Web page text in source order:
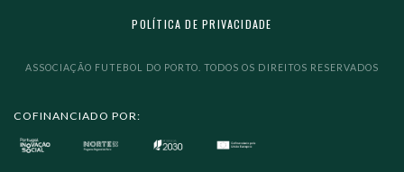
POLÍTICA DE PRIVACIDADE
ASSOCIAÇÃO FUTEBOL DO PORTO. TODOS OS DIREITOS RESERVADOS
COFINANCIADO POR: